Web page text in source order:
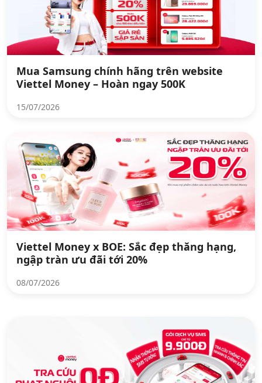
Mua Samsung chính hãng trên website
Viettel Money – Hoàn ngay 500K
15/07/2026
Viettel Money x BOE: Sắc đẹp thăng hạng,
ngập tràn ưu đãi tới 20%
08/07/2026